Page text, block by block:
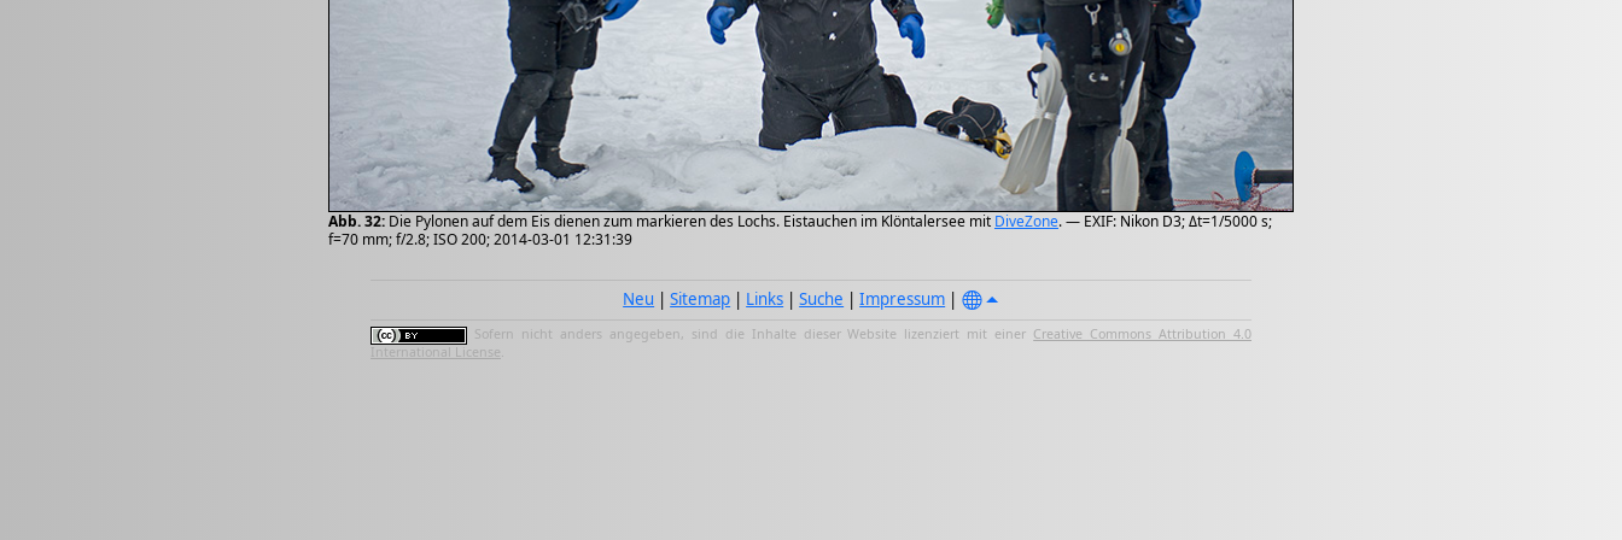
Abb. 32: Die Pylonen auf dem Eis dienen zum markieren des Lochs. Eistauchen im Klöntalersee mit DiveZone. — EXIF: Nikon D3; Δt=1/5000 s;
f=70 mm; f/2.8; ISO 200; 2014-03-01 12:31:39
Neu |Sitemap | Links |Suche |Impressum |
Sofern nicht anders angegeben, sind die Inhalte dieser Website lizenziert mit einer Creative Commons Attribution 4.0
International License